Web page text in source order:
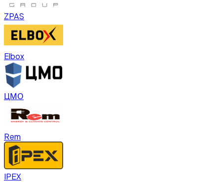
ZPAS
Elbox
ЦМО
Rem
IPEX